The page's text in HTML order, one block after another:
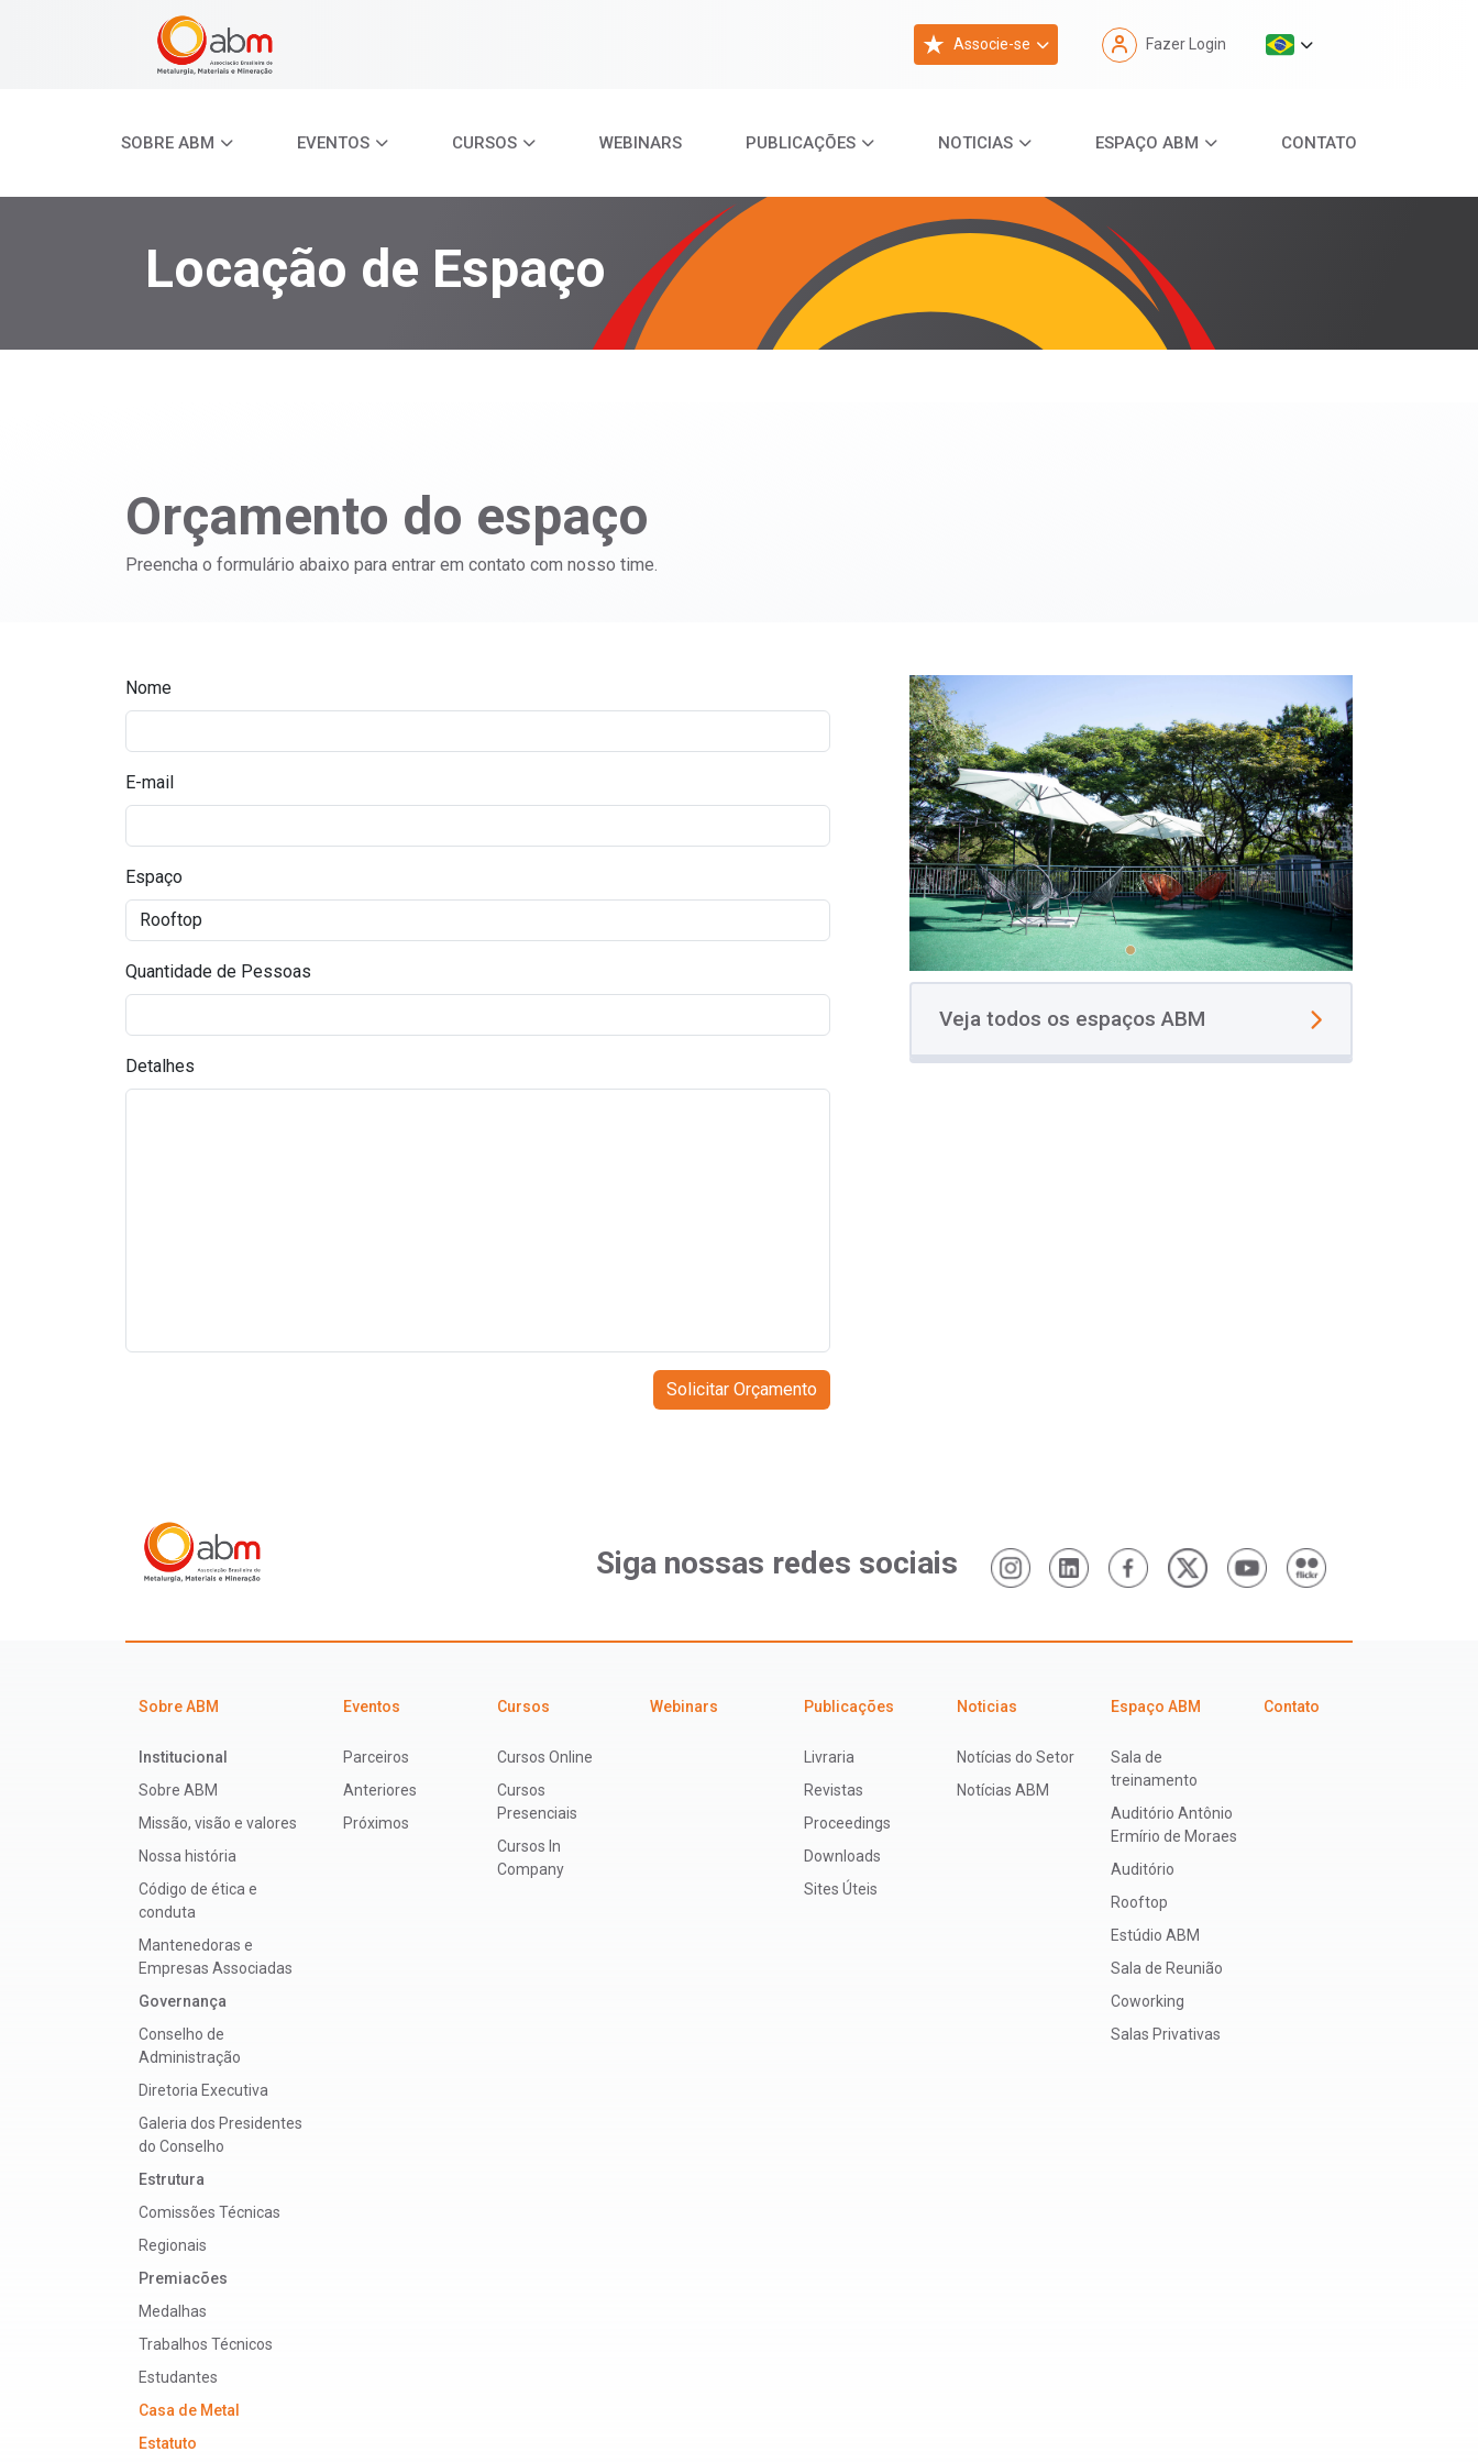
Associe-se Fazer Login
SOBRE ABM EVENTOS CURSOS WEBINARS PUBLICAÇÕES NOTICIAS ESPAÇO ABM CONTATO
Locação de Espaço
Orçamento do espaço
Preencha o formulário abaixo para entrar em contato com nosso time.
Nome
E-mail
Espaço
Quantidade de Pessoas
Detalhes
Solicitar Orçamento
Veja todos os espaços ABM
Siga nossas redes sociais
Sobre ABM
Institucional
Sobre ABM
Missão, visão e valores
Nossa história
Código de ética e
conduta
Mantenedoras e
Empresas Associadas
Governança
Conselho de
Administração
Diretoria Executiva
Galeria dos Presidentes
do Conselho
Estrutura
Comissões Técnicas
Regionais
Premiacões
Medalhas
Trabalhos Técnicos
Estudantes
Casa de Metal
Estatuto
Eventos
Parceiros
Anteriores
Próximos
Cursos
Cursos Online
Cursos
Presenciais
Cursos In
Company
Webinars Publicações
Livraria
Revistas
Proceedings
Downloads
Sites Úteis
Noticias
Notícias do Setor
Notícias ABM
Espaço ABM
Sala de
treinamento
Auditório Antônio
Ermírio de Moraes
Auditório
Rooftop
Estúdio ABM
Sala de Reunião
Coworking
Salas Privativas
Contato